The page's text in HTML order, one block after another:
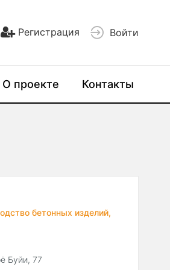
Регистрация Войти
О проекте Контакты
бетонных изделий,
Буйи, 77